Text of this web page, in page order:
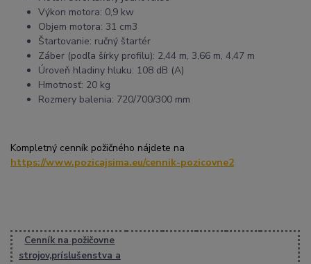
Výkon motora: 0,9 kw
Objem motora: 31 cm3
Štartovanie: ručný štartér
Záber (podľa šírky profilu): 2,44 m, 3,66 m, 4,47 m
Úroveň hladiny hluku: 108 dB (A)
Hmotnosť: 20 kg
Rozmery balenia: 720/700/300 mm
Kompletný cenník požičného nájdete na
https://www.pozicajsima.eu/cennik-pozicovne2
Cenník na požičovne
strojov,príslušenstva a